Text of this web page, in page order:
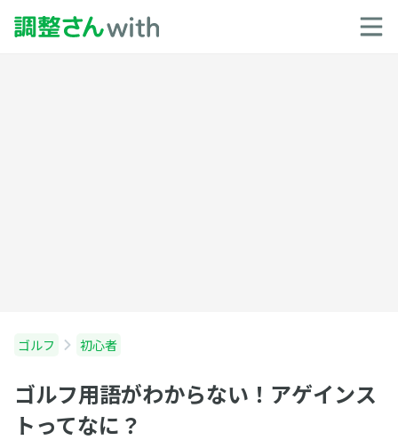
ゴルフ 初心者
ゴルフ用語がわからない！アゲインス
トってなに？